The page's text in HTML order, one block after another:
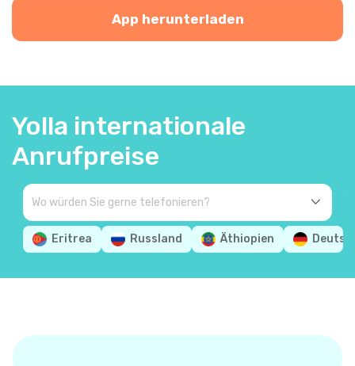
App herunterladen
Yolla internationale
Anrufpreise
Eritrea Russland Äthiopien